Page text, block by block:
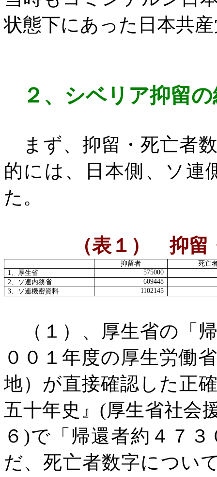
状態下にあった日本共
２、 シベリア抑留
まず、抑留・死亡者
的には、日本側、ソ連
た。
（表１） 抑留
抑留者
死亡
1、厚生省
575000
2、ソ連内務省
609448
3、ソ連機密資料 1102145
（１）、厚生省の「
００１年度の厚生労働
地）が直接確認した正
五十年史』 (厚生省社会
６ )で「帰還者約４７
だ、死亡者数字につい